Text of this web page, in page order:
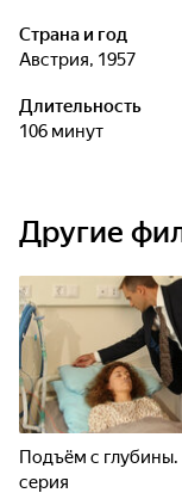
Страна и год
Австрия, 1957
Длительность
106 минут
Другие
Подъём с глубины.
серия